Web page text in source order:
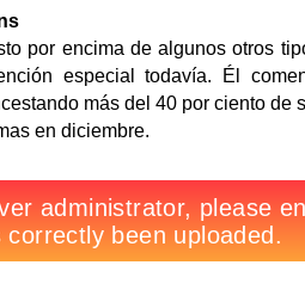
por encima de algunos otros
especial todavía. Él
más del 40 por ciento de
en diciembre.